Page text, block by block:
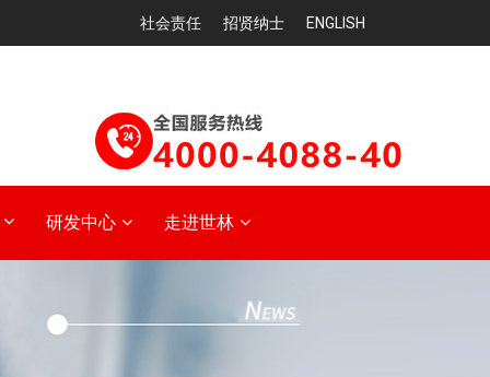
社会责任 招贤纳士 ENGLISH
研发中心 走进世林